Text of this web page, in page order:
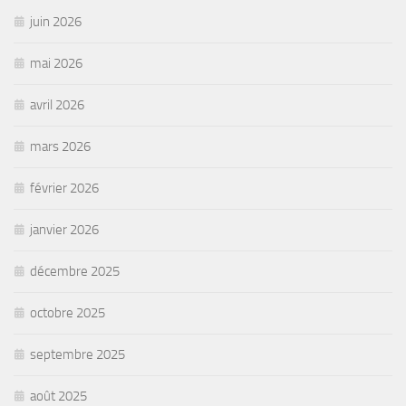
juin 2026
mai 2026
avril 2026
mars 2026
février 2026
janvier 2026
décembre 2025
octobre 2025
septembre 2025
août 2025